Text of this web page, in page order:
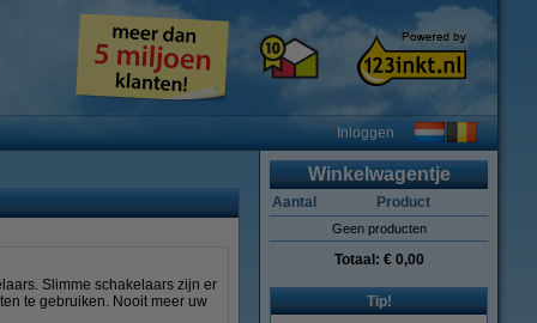
Inloggen
Slimme schakelaars zijn er
te gebruiken. Nooit meer uw
Winkelwagentje
Aantal Product
Geen producten
Totaal: € 0,00
Tip!